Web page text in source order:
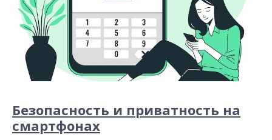
Безопасность и приватность на
смартфонах